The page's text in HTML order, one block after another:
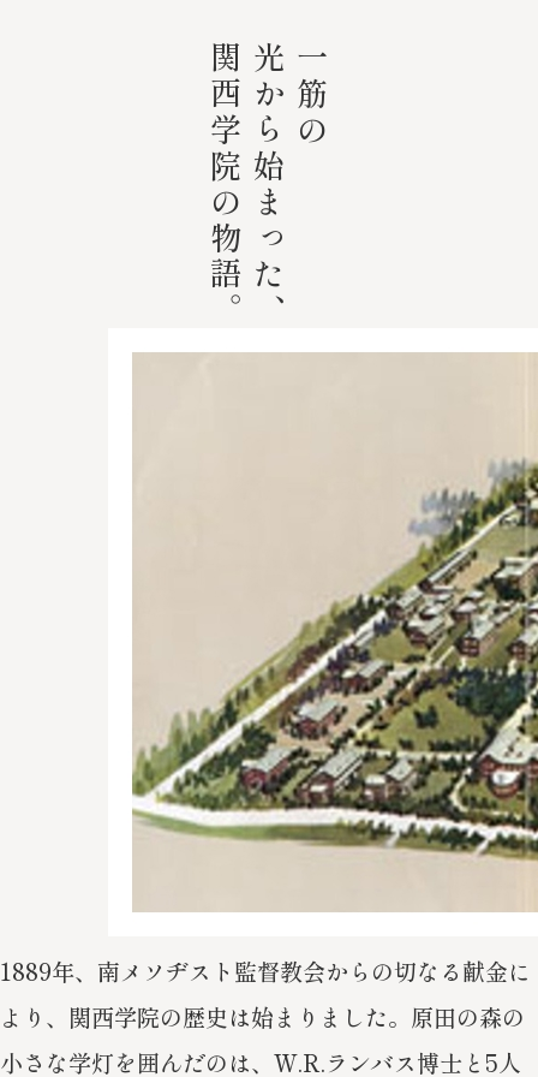
一筋の
光から始まった、
関西学院の物語。
1889年、南メソヂスト監督教会からの切なる献金に
より、 関西学院の歴史は始まりました。 原田の森の
小さな学灯を囲んだのは、 W.R.ランバス博士と5人